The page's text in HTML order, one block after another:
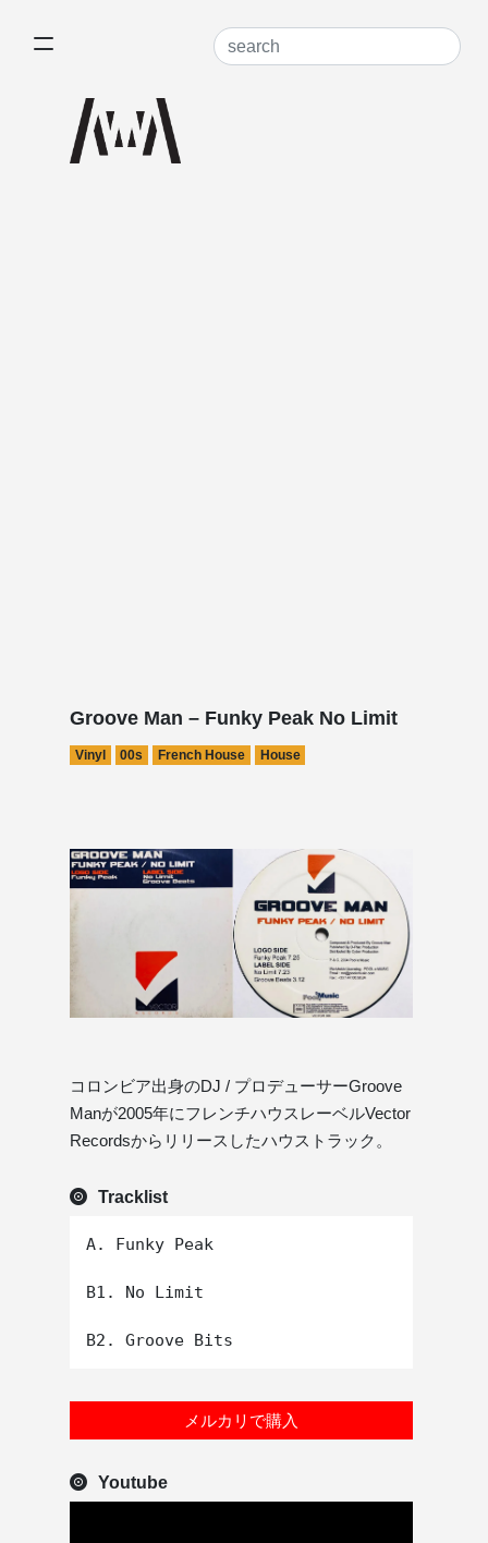
Groove Man – Funky Peak No Limit
Vinyl 00s French House House
コロンビア出身のDJ / プロデューサーGroove
Manが2005年にフレンチハウスレーベルVector
Recordsからリリースしたハウストラック。
Tracklist
A. Funky Peak
B1. No Limit
メルカリで購入
Youtube